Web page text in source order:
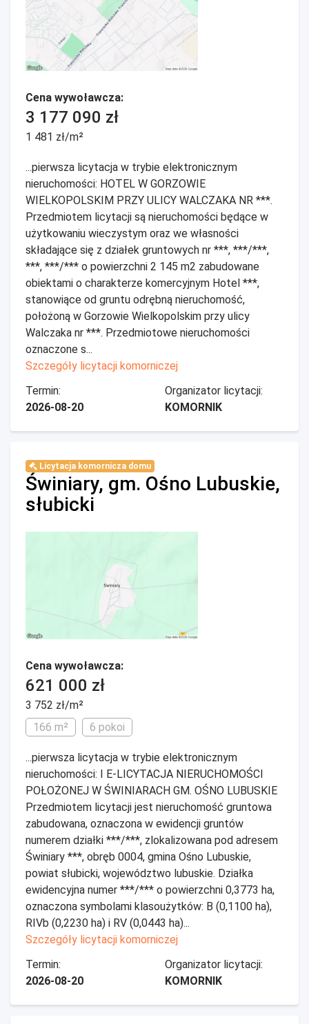
Cena wywoławcza:
3 177 090 zł
1 481 zł/m²
...pierwsza licytacja w trybie elektronicznym
nieruchomości: HOTEL W GORZOWIE
WIELKOPOLSKIM PRZY ULICY WALCZAKA NR ***.
Przedmiotem licytacji są nieruchomości będące w
użytkowaniu wieczystym oraz we własności
składające się z działek gruntowych nr ***, ***/***,
***, ***/*** o powierzchni 2 145 m2 zabudowane
obiektami o charakterze komercyjnym Hotel ***,
stanowiące od gruntu odrębną nieruchomość,
położoną w Gorzowie Wielkopolskim przy ulicy
Walczaka nr ***. Przedmiotowe nieruchomości
oznaczone s...
Szczegóły licytacji komorniczej
Termin:
2026-08-20
Organizator licytacji:
KOMORNIK
Licytacja komornicza domu
Świniary, gm. Ośno Lubuskie,
słubicki
Cena wywoławcza:
621 000 zł
3 752 zł/m²
166 m²
6 pokoi
...pierwsza licytacja w trybie elektronicznym
nieruchomości: I E-LICYTACJA NIERUCHOMOŚCI
POŁOŻONEJ W ŚWINIARACH GM. OŚNO LUBUSKIE
Przedmiotem licytacji jest nieruchomość gruntowa
zabudowana, oznaczona w ewidencji gruntów
numerem działki ***/***, zlokalizowana pod adresem
Świniary ***, obręb 0004, gmina Ośno Lubuskie,
powiat słubicki, województwo lubuskie. Działka
ewidencyjna numer ***/*** o powierzchni 0,3773 ha,
oznaczona symbolami klasoużytków: B (0,1100 ha),
RIVb (0,2230 ha) i RV (0,0443 ha)...
Szczegóły licytacji komorniczej
Termin:
2026-08-20
Organizator licytacji:
KOMORNIK